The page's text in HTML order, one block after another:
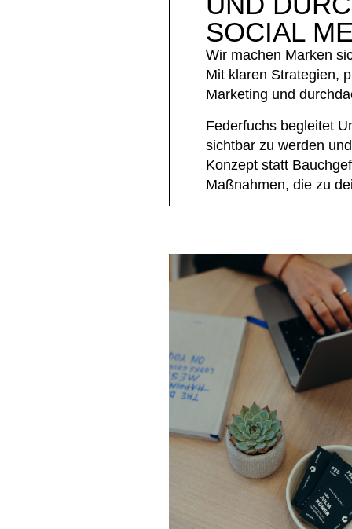
SOCIAL
Wir machen Marken
Mit klaren Strategien,
Marketing und
Federfuchs begleitet
sichtbar zu werden
Konzept statt
Maßnahmen, die zu